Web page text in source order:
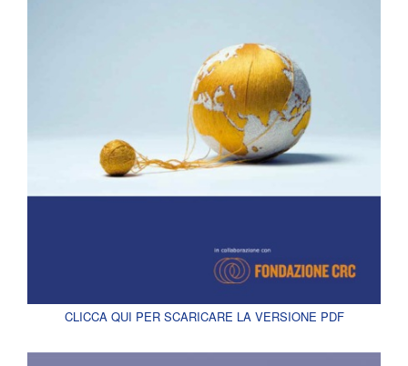
CLICCA QUI PER SCARICARE LA VERSIONE PDF